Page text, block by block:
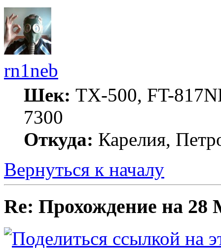
rn1neb
Шек: TX-500, FT-
7300
Откуда: Карелия,
Вернуться к началу
Re: Прохождение на 28